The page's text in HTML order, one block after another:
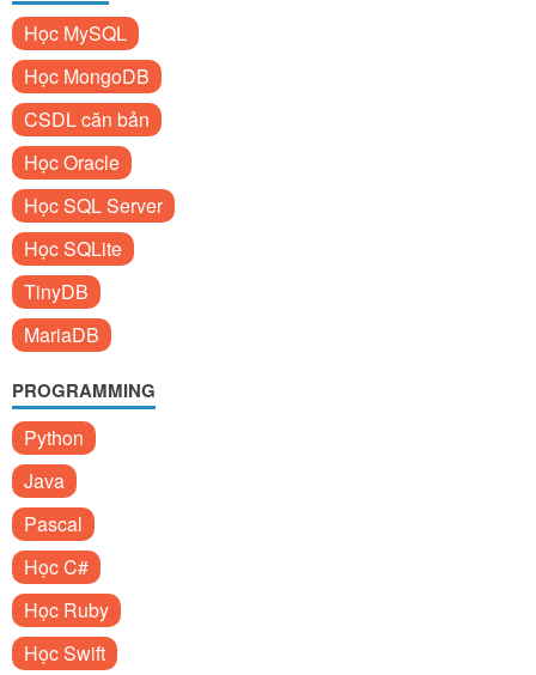
Học MySQL
Học MongoDB
CSDL căn bản
Học Oracle
Học SQL Server
Học SQLite
TinyDB
MariaDB
PROGRAMMING
Python
Java
Pascal
Học C#
Học Ruby
Học Swift